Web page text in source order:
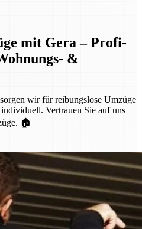
mit Gera – Profi-
&
wir für reibungslose Umzüge
Vertrauen Sie auf uns
🏠